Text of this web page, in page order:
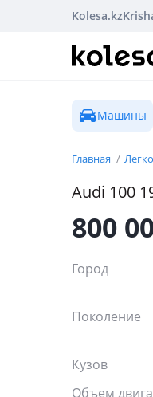
Kolesa.kz
Машины
Главная
Audi 100
800
Город
Поколение
Кузов
Объем